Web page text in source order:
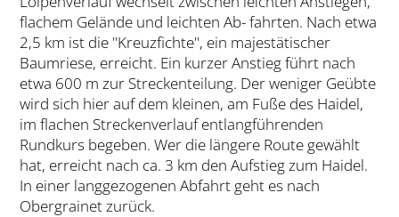
flachem Gelände und leichten Ab- fahrten. Nach etwa
2,5 km ist die "Kreuzfichte", ein majestätischer
Baumriese, erreicht. Ein kurzer Anstieg führt nach
etwa 600 m zur Streckenteilung. Der weniger Geübte
wird sich hier auf dem kleinen, am Fuße des Haidel,
im flachen Streckenverlauf entlangführenden
Rundkurs begeben. Wer die längere Route gewählt
hat, erreicht nach ca. 3 km den Aufstieg zum Haidel.
In einer langgezogenen Abfahrt geht es nach
Obergrainet zurück.